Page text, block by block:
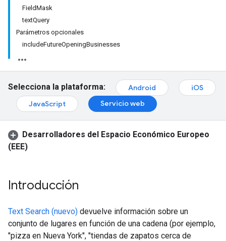
FieldMask
textQuery
Parámetros opcionales
includeFutureOpeningBusinesses
Selecciona la plataforma: Android
iOS
JavaScript
Servicio web
Desarrolladores del Espacio Económico Europeo
(EEE)
Introducción
Text Search (nuevo) devuelve información sobre un
conjunto de lugares en función de una cadena (por ejemplo,
"pizza en Nueva York", "tiendas de zapatos cerca de